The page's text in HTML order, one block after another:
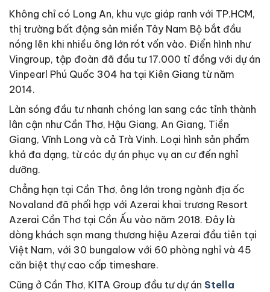
Không chỉ có Long An, khu vực giáp ranh với TP.HCM,
thị trường bất động sản miền Tây Nam Bộ bắt đầu
nóng lên khi nhiều ông lớn rót vốn vào. Điển hình như
Vingroup, tập đoàn đã đầu tư 17.000 tỉ đồng với dự án
Vinpearl Phú Quốc 304 ha tại Kiên Giang từ năm
2014.
Làn sóng đầu tư nhanh chóng lan sang các tỉnh thành
lân cận như Cần Thơ, Hậu Giang, An Giang, Tiền
Giang, Vĩnh Long và cả Trà Vinh. Loại hình sản phẩm
khá đa dạng, từ các dự án phục vụ an cư đến nghỉ
dưỡng.
Chẳng hạn tại Cần Thơ, ông lớn trong ngành địa ốc
Novaland đã phối hợp với Azerai khai trương Resort
Azerai Cần Thơ tại Cồn Ấu vào năm 2018. Đây là
dòng khách sạn mang thương hiệu Azerai đầu tiên tại
Việt Nam, với 30 bungalow với 60 phòng nghỉ và 45
căn biệt thự cao cấp timeshare.
Cũng ở Cần Thơ, KITA Group đầu tư dự án Stella